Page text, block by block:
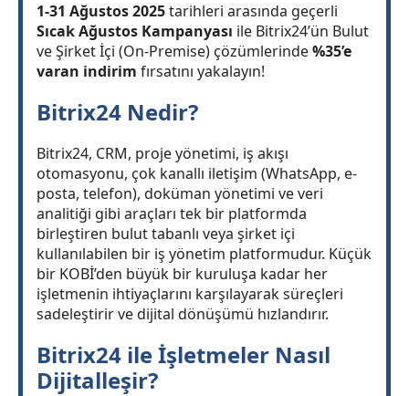
1-31 Ağustos 2025tarihleri arasında geçerli
Sıcak Ağustos Kampanyası ile Bitrix24’ün Bulut
ve Şirket İçi (On-Premise) çözümlerinde%35’e
varan indirim fırsatını yakalayın!
Bitrix24 Nedir?
Bitrix24, CRM, proje yönetimi, iş akışı
otomasyonu, çok kanallı iletişim (WhatsApp, e-
posta, telefon), doküman yönetimi ve veri
analitiği gibi araçları tek bir platformda
birleştiren bulut tabanlı veya şirket içi
kullanılabilen bir iş yönetim platformudur. Küçük
bir KOBİ’den büyük bir kuruluşa kadar her
işletmenin ihtiyaçlarını karşılayarak süreçleri
sadeleştirir ve dijital dönüşümü hızlandırır.
Bitrix24 ile İşletmeler Nasıl
Dijitalleşir?